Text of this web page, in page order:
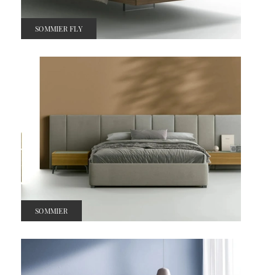
SOMMIER FLY
SOMMIER